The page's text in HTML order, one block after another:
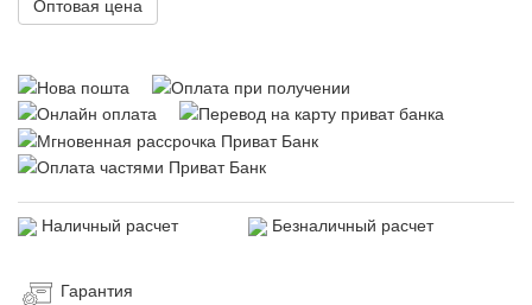
Наличный расчет Безналичный расчет
Гарантия